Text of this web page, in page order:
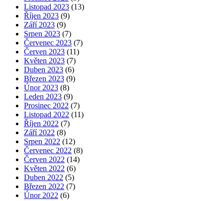
Listopad 2023 (13)
Říjen 2023 (9)
Září 2023 (9)
Srpen 2023 (7)
Červenec 2023 (7)
Červen 2023 (11)
Květen 2023 (7)
Duben 2023 (6)
Březen 2023 (9)
Únor 2023 (8)
Leden 2023 (9)
Prosinec 2022 (7)
Listopad 2022 (11)
Říjen 2022 (7)
Září 2022 (8)
Srpen 2022 (12)
Červenec 2022 (8)
Červen 2022 (14)
Květen 2022 (6)
Duben 2022 (5)
Březen 2022 (7)
Únor 2022 (6)